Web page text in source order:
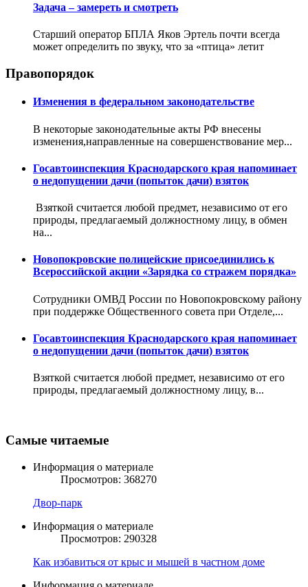
Задача – замереть и смотреть
Старший оператор БПЛА Яков Эртель почти всегда
может определить по звуку, что за «птица» летит
Правопорядок
Изменения в федеральном законодательстве
В некоторые законодательные акты РФ внесены
изменения,направленные на совершенствование мер...
Госавтоинспекция Краснодарского края напоминает
о недопущении дачи (попыток дачи) взяток
Взяткой считается любой предмет, независимо от его
природы, предлагаемый должностному лицу, в обмен
на...
Новопокровские полицейские присоединились к
Всероссийской акции «Зарядка со стражем порядка»
Сотрудники ОМВД России по Новопокровскому району
при поддержке Общественного совета при Отделе,...
Госавтоинспекция Краснодарского края напоминает
о недопущении дачи (попыток дачи) взяток
Взяткой считается любой предмет, независимо от его
природы, предлагаемый должностному лицу, в...
Самые читаемые
Информация о материале
Просмотров: 368270
Двор-парк
Информация о материале
Просмотров: 290328
Как избавиться от крыс и мышей в частном доме